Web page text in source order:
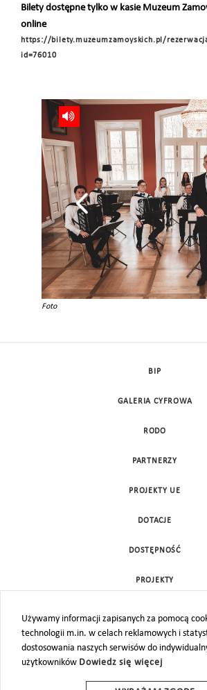
Bilety dostępne tylko w kasie Muzeum
online
https://bilety.muzeumzamoyskich.pl/
id=76010
Foto
Używamy informacji zapisanych za pomocą
technologii m.in. w celach reklamowych i
dostosowania naszych serwisów do
użytkowników Dowiedz się więcej
BIP
GALERIA CYFROWA
RODO
PARTNERZY
PROJEKTY UE
DOTACJE
DOSTĘPNOŚĆ
PROJEKTY
MAPA STRONY